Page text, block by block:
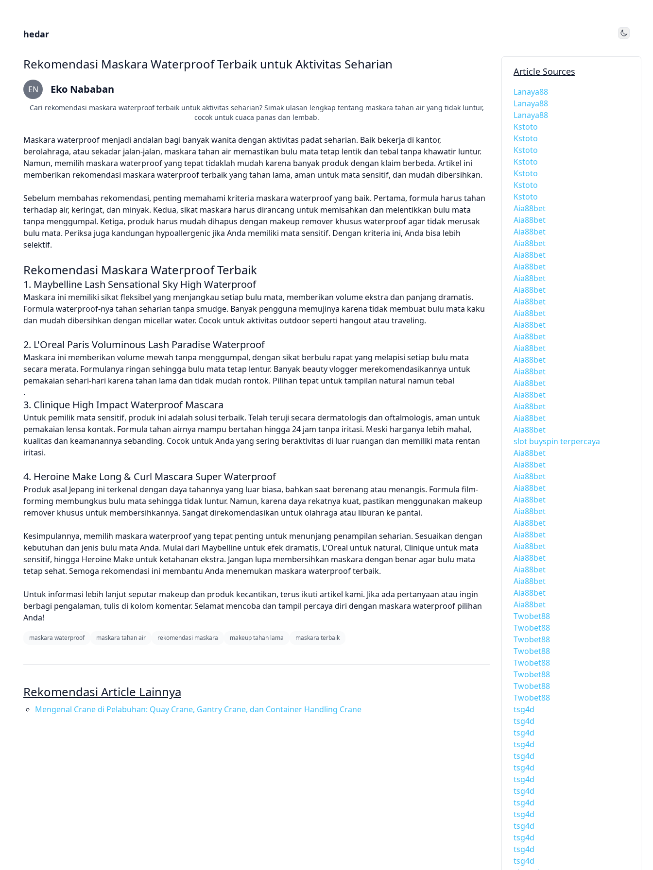
hedar Toggle
Rekomendasi Maskara Waterproof Terbaik untuk Aktivitas Seharian
EN Eko Nababan
Cari rekomendasi maskara waterproof terbaik untuk aktivitas seharian? Simak ulasan lengkap tentang maskara tahan air yang tidak luntur,
cocok untuk cuaca panas dan lembab.
Maskara waterproof menjadi andalan bagi banyak wanita dengan aktivitas padat seharian. Baik bekerja di kantor,
berolahraga, atau sekadar jalan-jalan, maskara tahan air memastikan bulu mata tetap lentik dan tebal tanpa khawatir luntur.
Namun, memilih maskara waterproof yang tepat tidaklah mudah karena banyak produk dengan klaim berbeda. Artikel ini
memberikan rekomendasi maskara waterproof terbaik yang tahan lama, aman untuk mata sensitif, dan mudah dibersihkan.
Sebelum membahas rekomendasi, penting memahami kriteria maskara waterproof yang baik. Pertama, formula harus tahan
terhadap air, keringat, dan minyak. Kedua, sikat maskara harus dirancang untuk memisahkan dan melentikkan bulu mata
tanpa menggumpal. Ketiga, produk harus mudah dihapus dengan makeup remover khusus waterproof agar tidak merusak
bulu mata. Periksa juga kandungan hypoallergenic jika Anda memiliki mata sensitif. Dengan kriteria ini, Anda bisa lebih
selektif.
Rekomendasi Maskara Waterproof Terbaik
1. Maybelline Lash Sensational Sky High Waterproof
Maskara ini memiliki sikat fleksibel yang menjangkau setiap bulu mata, memberikan volume ekstra dan panjang dramatis.
Formula waterproof-nya tahan seharian tanpa smudge. Banyak pengguna memujinya karena tidak membuat bulu mata kaku
dan mudah dibersihkan dengan micellar water. Cocok untuk aktivitas outdoor seperti hangout atau traveling.
2. L'Oreal Paris Voluminous Lash Paradise Waterproof
Maskara ini memberikan volume mewah tanpa menggumpal, dengan sikat berbulu rapat yang melapisi setiap bulu mata
secara merata. Formulanya ringan sehingga bulu mata tetap lentur. Banyak beauty vlogger merekomendasikannya untuk
pemakaian sehari-hari karena tahan lama dan tidak mudah rontok. Pilihan tepat untuk tampilan natural namun tebal
.
3. Clinique High Impact Waterproof Mascara
Untuk pemilik mata sensitif, produk ini adalah solusi terbaik. Telah teruji secara dermatologis dan oftalmologis, aman untuk
pemakaian lensa kontak. Formula tahan airnya mampu bertahan hingga 24 jam tanpa iritasi. Meski harganya lebih mahal,
kualitas dan keamanannya sebanding. Cocok untuk Anda yang sering beraktivitas di luar ruangan dan memiliki mata rentan
iritasi.
4. Heroine Make Long & Curl Mascara Super Waterproof
Produk asal Jepang ini terkenal dengan daya tahannya yang luar biasa, bahkan saat berenang atau menangis. Formula film-
forming membungkus bulu mata sehingga tidak luntur. Namun, karena daya rekatnya kuat, pastikan menggunakan makeup
remover khusus untuk membersihkannya. Sangat direkomendasikan untuk olahraga atau liburan ke pantai.
Kesimpulannya, memilih maskara waterproof yang tepat penting untuk menunjang penampilan seharian. Sesuaikan dengan
kebutuhan dan jenis bulu mata Anda. Mulai dari Maybelline untuk efek dramatis, L'Oreal untuk natural, Clinique untuk mata
sensitif, hingga Heroine Make untuk ketahanan ekstra. Jangan lupa membersihkan maskara dengan benar agar bulu mata
tetap sehat. Semoga rekomendasi ini membantu Anda menemukan maskara waterproof terbaik.
Untuk informasi lebih lanjut seputar makeup dan produk kecantikan, terus ikuti artikel kami. Jika ada pertanyaan atau ingin
berbagi pengalaman, tulis di kolom komentar. Selamat mencoba dan tampil percaya diri dengan maskara waterproof pilihan
Anda!
maskara waterproof maskara tahan air rekomendasi maskara makeup tahan lama maskara terbaik
Rekomendasi Article Lainnya
Mengenal Crane di Pelabuhan: Quay Crane, Gantry Crane, dan Container Handling Crane
Article Sources
Lanaya88
Lanaya88
Lanaya88
Kstoto
Kstoto
Kstoto
Kstoto
Kstoto
Kstoto
Kstoto
Aia88bet
Aia88bet
Aia88bet
Aia88bet
Aia88bet
Aia88bet
Aia88bet
Aia88bet
Aia88bet
Aia88bet
Aia88bet
Aia88bet
Aia88bet
Aia88bet
Aia88bet
Aia88bet
Aia88bet
Aia88bet
Aia88bet
Aia88bet
slot buyspin terpercaya
Aia88bet
Aia88bet
Aia88bet
Aia88bet
Aia88bet
Aia88bet
Aia88bet
Aia88bet
Aia88bet
Aia88bet
Aia88bet
Aia88bet
Aia88bet
Aia88bet
Twobet88
Twobet88
Twobet88
Twobet88
Twobet88
Twobet88
Twobet88
Twobet88
tsg4d
tsg4d
tsg4d
tsg4d
tsg4d
tsg4d
tsg4d
tsg4d
tsg4d
tsg4d
tsg4d
tsg4d
tsg4d
tsg4d